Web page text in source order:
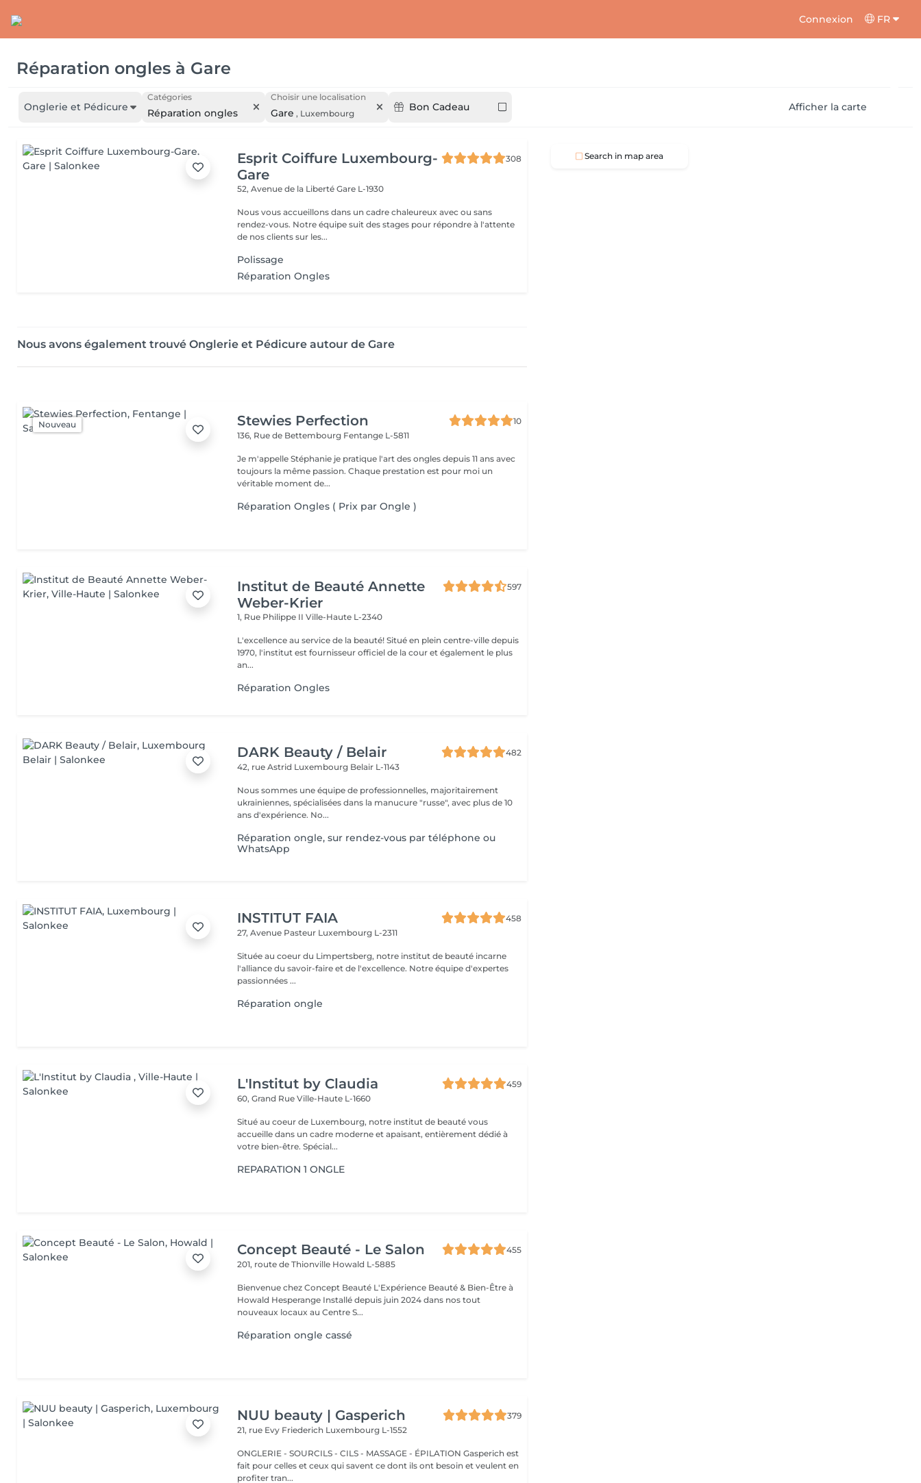
Connexion FR
Réparation ongles à Gare
Onglerie et Pédicure
Catégories
Réparation ongles
Choisir une localisation
Gare , Luxembourg
Bon Cadeau Afficher la carte
Esprit Coiffure Luxembourg-
Gare
308
52, Avenue de la LibertéGare L-1930
Nous vous accueillons dans un cadre chaleureux avec ou sans
rendez-vous. Notre équipe suit des stages pour répondre à l'attente
de nos clients sur les...
Polissage
Réparation Ongles
Nous avons également trouvé Onglerie et Pédicure autour de Gare
Nouveau Stewies Perfection
10
136, Rue de Bettembourg Fentange L-5811
Je m'appelle Stéphanie je pratique l'art des ongles depuis 11 ans avec
toujours la même passion. Chaque prestation est pour moi un
véritable moment de...
Réparation Ongles ( Prix par Ongle )
Institut de Beauté Annette
Weber-Krier
597
1, Rue Philippe IIVille-Haute L-2340
L'excellence au service de la beauté! Situé en plein centre-ville depuis
1970, l'institut est fournisseur officiel de la cour et également le plus
an...
Réparation Ongles
DARK Beauty / Belair
482
42, rue Astrid Luxembourg Belair L-1143
Nous sommes une équipe de professionnelles, majoritairement
ukrainiennes, spécialisées dans la manucure "russe", avec plus de 10
ans d'expérience. No...
Réparation ongle, sur rendez-vous par téléphone ou
WhatsApp
INSTITUT FAIA
458
27, Avenue Pasteur Luxembourg L-2311
Située au coeur du Limpertsberg, notre institut de beauté incarne
l'alliance du savoir-faire et de l'excellence. Notre équipe d'expertes
passionnées ...
Réparation ongle
L'Institut by Claudia
459
60, Grand RueVille-Haute L-1660
Situé au coeur de Luxembourg, notre institut de beauté vous
accueille dans un cadre moderne et apaisant, entièrement dédié à
votre bien-être. Spécial...
REPARATION 1 ONGLE
Concept Beauté - Le Salon
455
201, route de Thionville Howald L-5885
Bienvenue chez Concept Beauté L'Expérience Beauté & Bien-Être à
Howald Hesperange Installé depuis juin 2024 dans nos tout
nouveaux locaux au Centre S...
Réparation ongle cassé
NUU beauty | Gasperich
379
21, rue Evy Friederich Luxembourg L-1552
ONGLERIE - SOURCILS - CILS - MASSAGE - ÉPILATION Gasperich est
fait pour celles et ceux qui savent ce dont ils ont besoin et veulent en
profiter tran...
Search in map area